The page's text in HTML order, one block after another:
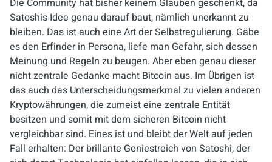
Die Community hat bisher keinem Glauben geschenkt, da
Satoshis Idee genau darauf baut, nämlich unerkannt zu
bleiben. Das ist auch eine Art der Selbstregulierung. Gäbe
es den Erfinder in Persona, liefe man Gefahr, sich dessen
Meinung und Regeln zu beugen. Aber eben genau dieser
nicht zentrale Gedanke macht Bitcoin aus. Im Übrigen ist
das auch das Unterscheidungsmerkmal zu vielen anderen
Kryptowährungen, die zumeist eine zentrale Entität
besitzen und somit mit dem sicheren Bitcoin nicht
vergleichbar sind. Eines ist und bleibt der Welt auf jeden
Fall erhalten: Der brillante Geniestreich von Satoshi, der